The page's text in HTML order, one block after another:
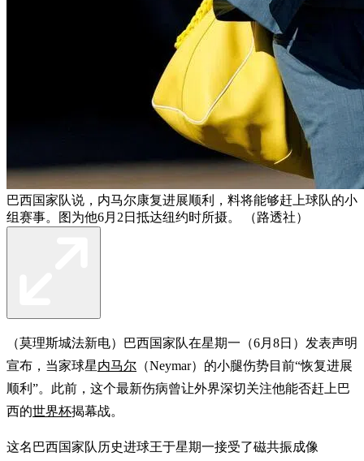
巴西国家队说，内马尔康复进展顺利，料将能够赶上球队的小
组赛事。图为他6月2日抵达纽约时所摄。 （路透社）
（莫理斯城法新电）巴西国家队在星期一（6月8日）发表声明
宣布，当家球星内马尔 （Neymar）的小腿伤势目前“恢复进展
顺利”。此前，这个最新伤病曾让外界深切关注他能否赶上巴
西的世界杯揭幕战。
这名巴西国家队历史进球王于星期一接受了磁共振成像